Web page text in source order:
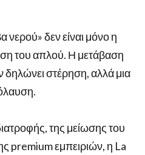
νερού» δεν είναι μόνο η
του απλού. Η μετάβαση
δηλώνει στέρηση, αλλά μια
της μείωσης του
premium εμπειριών, η La